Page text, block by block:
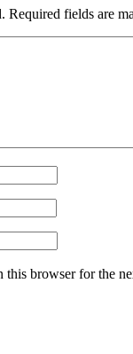
Required fields are
this browser for the